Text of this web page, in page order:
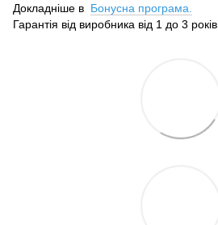
Докладніше в Бонусна програма.
Гарантія від виробника від 1 до 3 років.